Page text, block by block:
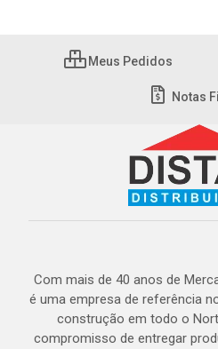
Meus Pedidos
Notas
Com mais de 40 anos de
é uma empresa de referência
construção em todo o
compromisso de entregar